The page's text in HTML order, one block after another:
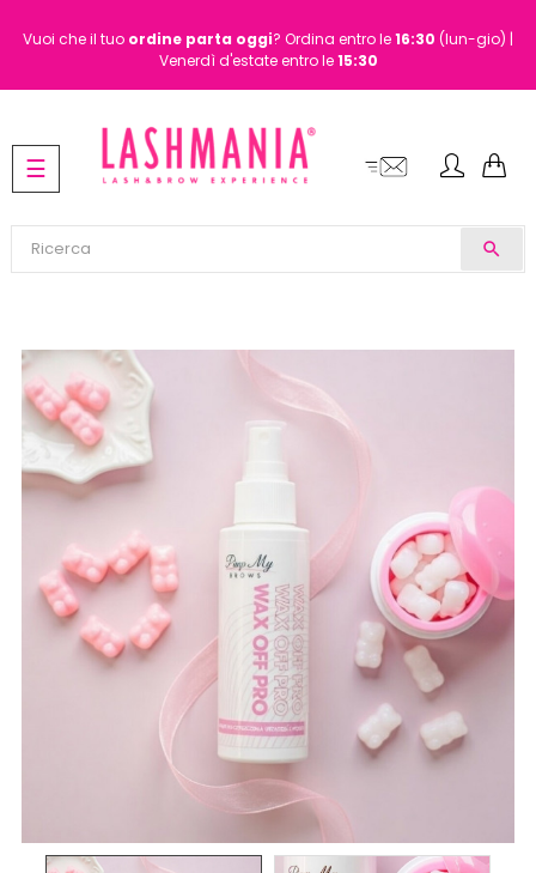
Vuoi che il tuo ordine parta oggi? Ordina entro le16:30 (lun-gio) |
Venerdì d'estate entro le15:30
search
navigazione
Toggle
☰